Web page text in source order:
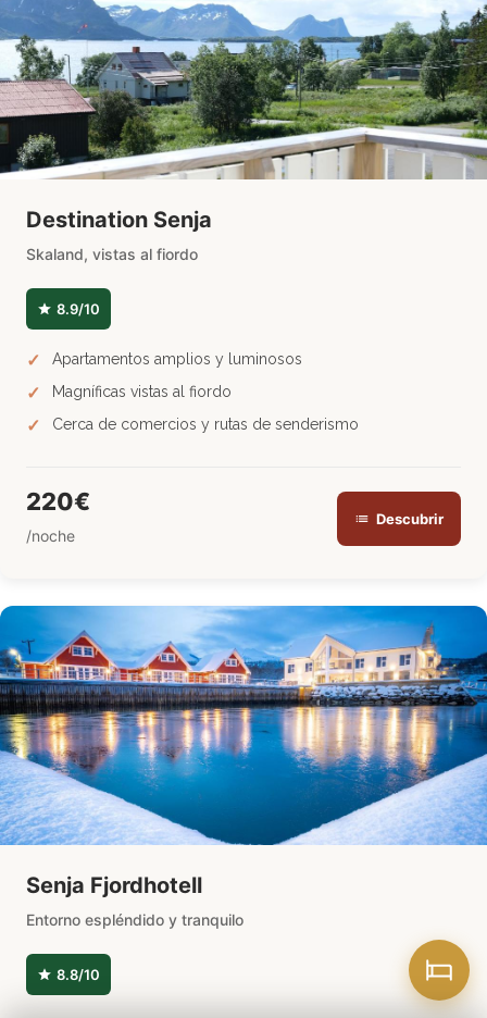
Destination Senja
Skaland, vistas al fiordo
8.9/10
Apartamentos amplios y luminosos
Magníficas vistas al fiordo
Cerca de comercios y rutas de senderismo
220€
/noche
Descubrir
Senja Fjordhotell
Entorno espléndido y tranquilo
8.8/10